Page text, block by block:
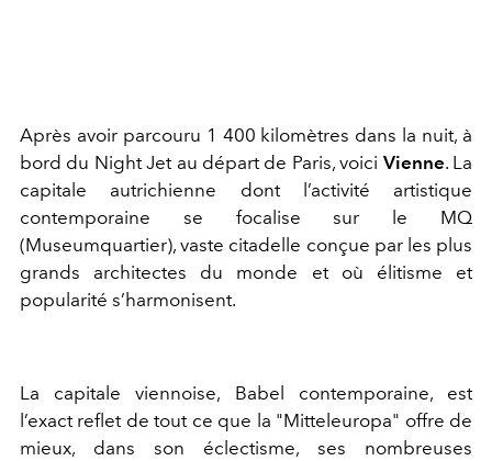
Après avoir parcouru 1 400 kilomètres dans la nuit, à
bord du Night Jet au départ de Paris, voici Vienne. La
capitale autrichienne dont l’activité artistique
contemporaine se focalise sur le MQ
(Museumquartier), vaste citadelle conçue par les plus
grands architectes du monde et où élitisme et
popularité s’harmonisent.
La capitale viennoise, Babel contemporaine, est
l’exact reflet de tout ce que la "Mitteleuropa" offre de
mieux, dans son éclectisme, ses nombreuses